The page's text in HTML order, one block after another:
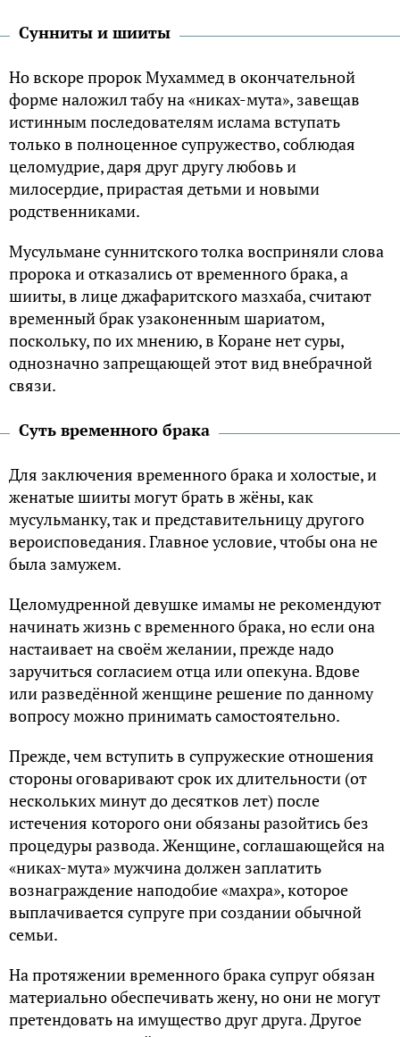
Сунниты и шииты
Но вскоре пророк Мухаммед в окончательной
форме наложил табу на «никах-мута», завещав
истинным последователям ислама вступать
только в полноценное супружество, соблюдая
целомудрие, даря друг другу любовь и
милосердие, прирастая детьми и новыми
родственниками.
Мусульмане суннитского толка восприняли слова
пророка и отказались от временного брака, а
шииты, в лице джафаритского мазхаба, считают
временный брак узаконенным шариатом,
поскольку, по их мнению, в Коране нет суры,
однозначно запрещающей этот вид внебрачной
связи.
Суть временного брака
Для заключения временного брака и холостые, и
женатые шииты могут брать в жёны, как
мусульманку, так и представительницу другого
вероисповедания. Главное условие, чтобы она не
была замужем.
Целомудренной девушке имамы не рекомендуют
начинать жизнь с временного брака, но если она
настаивает на своём желании, прежде надо
заручиться согласием отца или опекуна. Вдове
или разведённой женщине решение по данному
вопросу можно принимать самостоятельно.
Прежде, чем вступить в супружеские отношения
стороны оговаривают срок их длительности (от
нескольких минут до десятков лет) после
истечения которого они обязаны разойтись без
процедуры развода. Женщине, соглашающейся на
«никах-мута» мужчина должен заплатить
вознаграждение наподобие «махра», которое
выплачивается супруге при создании обычной
семьи.
На протяжении временного брака супруг обязан
материально обеспечивать жену, но они не могут
претендовать на имущество друг друга. Другое